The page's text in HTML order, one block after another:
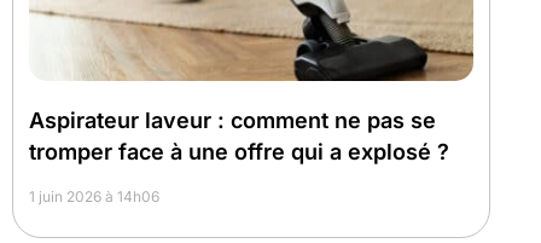
Aspirateur laveur : comment ne pas se
tromper face à une offre qui a explosé ?
1 juin 2026 à 14h06